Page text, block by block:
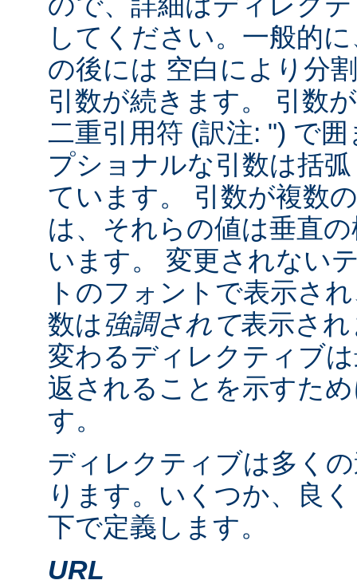
してください。一般的
の後には 空白により分
引数が続きます。 引数
二重引用符 (訳注: ") で
プショナルな引数は括
ています。 引数が複数
は、それらの値は垂直
います。 変更されない
トのフォントで表示さ
数は強調されて表示さ
変わるディレクティブ
返されることを示すた
す。
ディレクティブは多く
ります。いくつか、良
下で定義します。
URL